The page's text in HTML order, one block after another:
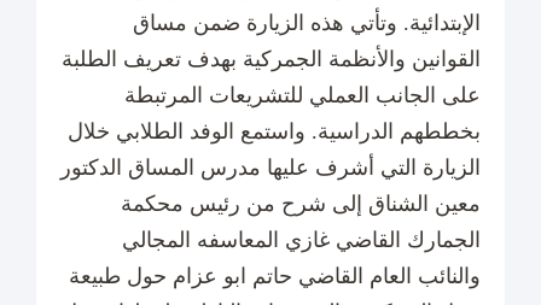
الإبتدائية. وتأتي هذه الزيارة ضمن مساق
القوانين والأنظمة الجمركية بهدف تعريف الطلبة
على الجانب العملي للتشريعات المرتبطة
بخططهم الدراسية. واستمع الوفد الطلابي خلال
الزيارة التي أشرف عليها مدرس المساق الدكتور
معين الشناق إلى شرح من رئيس محكمة
الجمارك القاضي غازي المعاسفه المجالي
والنائب العام القاضي حاتم ابو عزام حول طبيعة